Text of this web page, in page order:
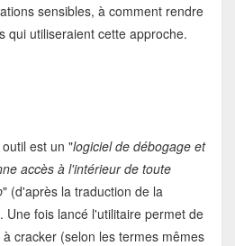
sensibles, à comment rendre
qui utiliseraient cette approche.
est un "logiciel de débogage et
accès à l'intérieur de toute
" (d'après la traduction de la
Une fois lancé l'utilitaire permet de
cracker (selon les termes mêmes